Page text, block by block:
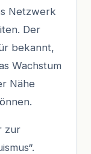
Netzwerk
Der
bekannt,
Wachstum
Nähe
zur